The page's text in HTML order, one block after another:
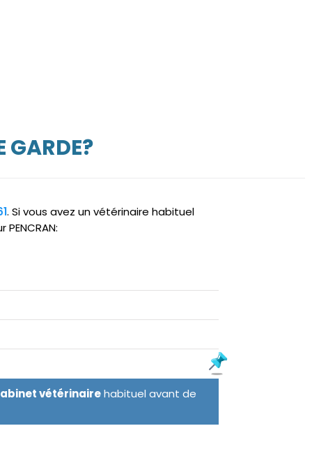
GARDE?
. Si vous avez un vétérinaire habituel
vétérinairehabituel avant de